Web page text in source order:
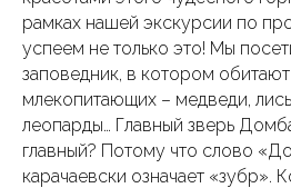
рамках нашей экскурсии по
успеем не только это! Мы
заповедник, в котором
млекопитающих – медведи,
леопарды… Главный зверь
главный? Потому что слово
карачаевски означает «зубр».